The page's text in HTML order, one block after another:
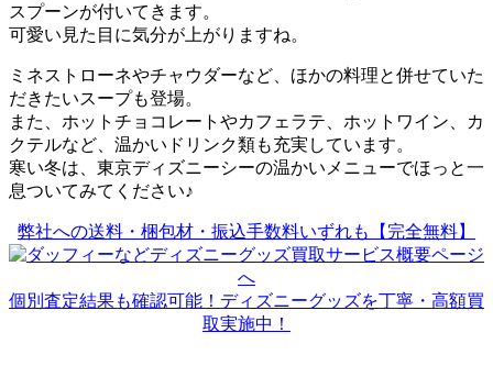
スプーンが付いてきます。
可愛い見た目に気分が上がりますね。
ミネストローネやチャウダーなど、ほかの料理と併せていた
だきたいスープも登場。
また、ホットチョコレートやカフェラテ、ホットワイン、カ
クテルなど、温かいドリンク類も充実しています。
寒い冬は、東京ディズニーシーの温かいメニューでほっと一
息ついてみてください♪
弊社への送料・梱包材・振込手数料いずれも【完全無料】
個別査定結果も確認可能！ディズニーグッズを丁寧・高額買
取実施中！